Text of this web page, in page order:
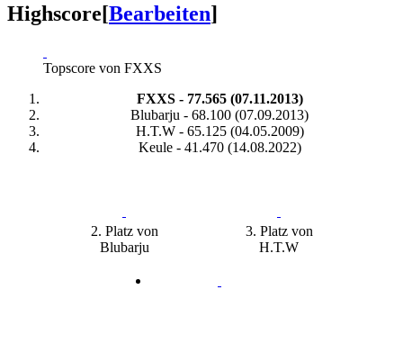
Highscore[Bearbeiten]
Topscore von FXXS
FXXS - 77.565 (07.11.2013)
Blubarju - 68.100 (07.09.2013)
H.T.W - 65.125 (04.05.2009)
Keule - 41.470 (14.08.2022)
2. Platz von
Blubarju
3. Platz von
H.T.W